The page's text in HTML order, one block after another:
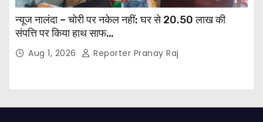
न्यूज नालंदा – चोरी पर नकेल नहीं: घर से 20.50 लाख की
संपत्ति पर किया हाथ साफ…
Aug 1, 2026 Reporter Pranay Raj